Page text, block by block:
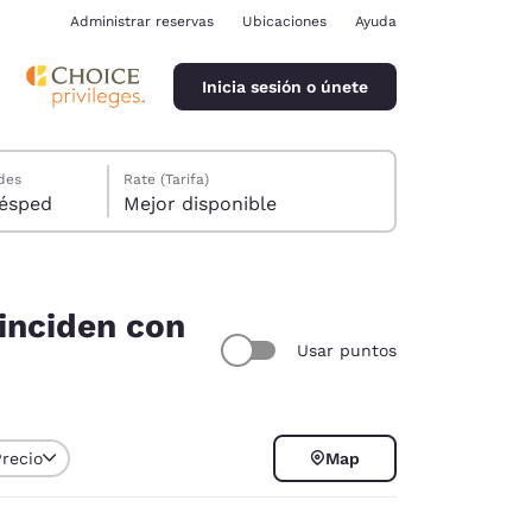
Administrar reservas Ubicaciones Ayuda
Inicia sesión o únete
1 huésped
Rate (Tarifa)
Mejor disponible
con
Usar puntos
Map